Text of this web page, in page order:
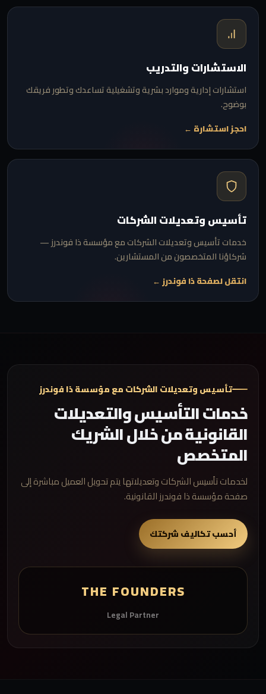
الاستشارات والتدريب
استشارات إدارية وموارد بشرية وتشغيلية تساعدك وتطور فريقك
بوضوح.
احجز استشارة ←
تأسيس وتعديلات الشركات
خدمات تأسيس وتعديلات الشركات مع مؤسسة ذا فوندرز —
شركاؤنا المتخصصون من المستشارين.
انتقل لصفحة ذا فوندرز ←
تأسيس وتعديلات الشركات مع مؤسسة ذا فوندرز
خدمات التأسيس والتعديلات
القانونية من خلال الشريك
المتخصص
لخدمات تأسيس الشركات وتعديلاتها يتم تحويل العميل مباشرة إلى
صفحة مؤسسة ذا فوندرز القانونية.
أحسب تكاليف شركتك
THE FOUNDERS
Legal Partner